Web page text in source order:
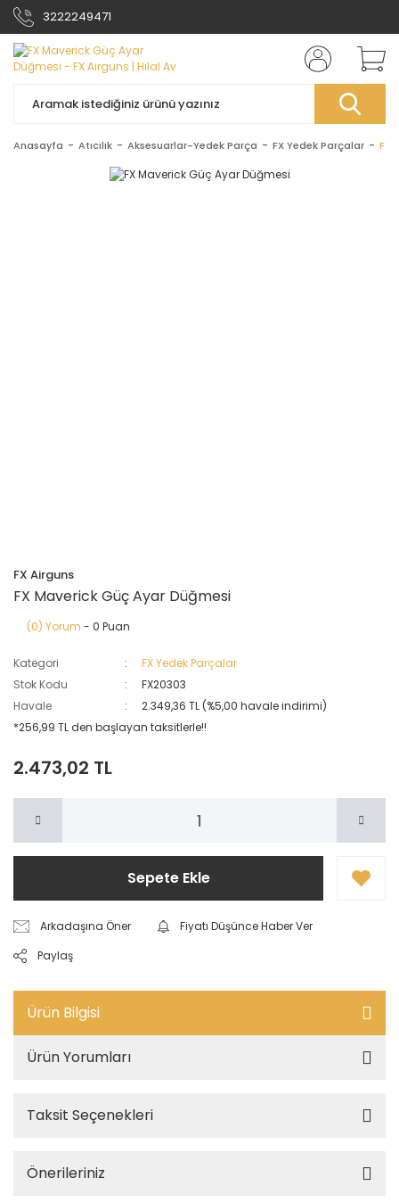
3222249471
Anasayfa Atıcılık Aksesuarlar-Yedek Parça FX Yedek Parçalar FX
FX Airguns
FX Maverick Güç Ayar Düğmesi
(0) Yorum - 0 Puan
Kategori
FX Yedek Parçalar
Stok Kodu
FX20303
Havale
2.349,36 TL (%5,00 havale indirimi)
*256,99 TL den başlayan taksitlerle!!
2.473,02 TL
Sepete Ekle
Arkadaşına Öner
Fiyatı Düşünce Haber Ver
Paylaş
Ürün Bilgisi
Ürün Yorumları
Taksit Seçenekleri
Önerileriniz